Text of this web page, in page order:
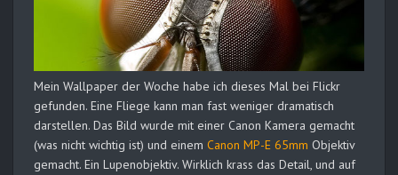
Mein Wallpaper der Woche habe ich dieses Mal bei Flickr
gefunden. Eine Fliege kann man fast weniger dramatisch
darstellen. Das Bild wurde mit einer Canon Kamera gemacht
(was nicht wichtig ist) und einem Canon MP-E 65mm Objektiv
gemacht. Ein Lupenobjektiv. Wirklich krass das Detail, und auf